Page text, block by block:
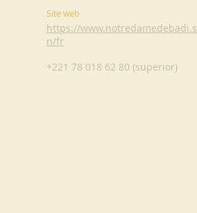
Site web
https://www.notredamedebadi.s
n/fr
+221 78 018 62 80 (superior)